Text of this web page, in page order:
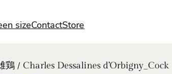
sizeContactStore
鶏 / Charles Dessalines d’Orbigny_Cock